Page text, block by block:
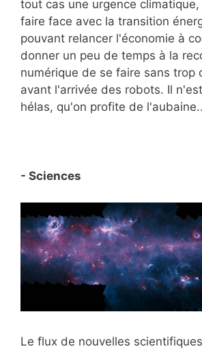
tout cas une urgence
faire face avec la transition
pouvant relancer l'économie à
donner un peu de temps à la
numérique de se faire sans trop
avant l'arrivée des robots. Il
hélas, qu'on profite de
- Sciences
Le flux de nouvelles